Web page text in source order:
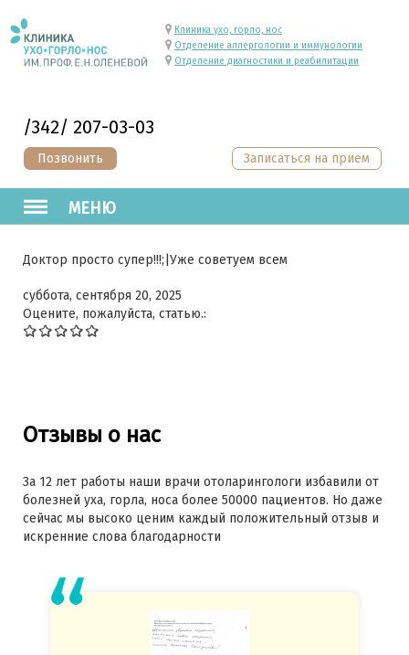
/342/ 207-03-03
Позвонить
Клиника ухо, горло, нос
Отделение аллергологии и иммунологии
Отделение диагностики и реабилитации
МЕНЮ
Записаться на прием
Доктор просто супер!!!;|Уже советуем всем
суббота, сентября 20, 2025
Оцените, пожалуйста, статью.:
Отзывы о нас
За 12 лет работы наши врачи отоларингологи избавили от
болезней уха, горла, носа более 50000 пациентов. Но даже
сейчас мы высоко ценим каждый положительный отзыв и
искренние слова благодарности